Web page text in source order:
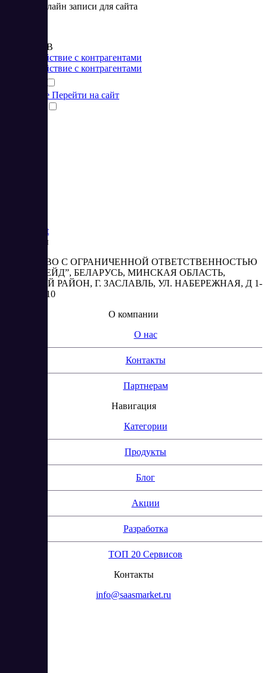
Сервис онлайн записи для сайта
от 490 RUB
Взаимодействие с контрагентами
Взаимодействие с контрагентами
Подробнее Перейти на сайт
Market
Реквизиты
ОБЩЕСТВО С ОГРАНИЧЕННОЙ ОТВЕТСТВЕННОСТЬЮ
“АБЕСТРЕЙД”, БЕЛАРУСЬ, МИНСКАЯ ОБЛАСТЬ,
МИНСКИЙ РАЙОН, Г. ЗАСЛАВЛЬ, УЛ. НАБЕРЕЖНАЯ, Д 1-
2, КОМ. 310
О компании
О нас
Контакты
Партнерам
Навигация
Категории
Продукты
Блог
Акции
Разработка
ТОП 20 Сервисов
Контакты
info@saasmarket.ru